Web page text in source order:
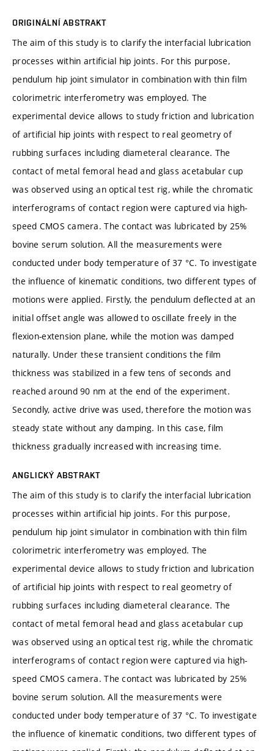
ORIGINÁLNÍ ABSTRAKT
The aim of this study is to clarify the interfacial lubrication
processes within artificial hip joints. For this purpose,
pendulum hip joint simulator in combination with thin film
colorimetric interferometry was employed. The
experimental device allows to study friction and lubrication
of artificial hip joints with respect to real geometry of
rubbing surfaces including diameteral clearance. The
contact of metal femoral head and glass acetabular cup
was observed using an optical test rig, while the chromatic
interferograms of contact region were captured via high-
speed CMOS camera. The contact was lubricated by 25%
bovine serum solution. All the measurements were
conducted under body temperature of 37 °C. To investigate
the influence of kinematic conditions, two different types of
motions were applied. Firstly, the pendulum deflected at an
initial offset angle was allowed to oscillate freely in the
flexion-extension plane, while the motion was damped
naturally. Under these transient conditions the film
thickness was stabilized in a few tens of seconds and
reached around 90 nm at the end of the experiment.
Secondly, active drive was used, therefore the motion was
steady state without any damping. In this case, film
thickness gradually increased with increasing time.
ANGLICKÝ ABSTRAKT
The aim of this study is to clarify the interfacial lubrication
processes within artificial hip joints. For this purpose,
pendulum hip joint simulator in combination with thin film
colorimetric interferometry was employed. The
experimental device allows to study friction and lubrication
of artificial hip joints with respect to real geometry of
rubbing surfaces including diameteral clearance. The
contact of metal femoral head and glass acetabular cup
was observed using an optical test rig, while the chromatic
interferograms of contact region were captured via high-
speed CMOS camera. The contact was lubricated by 25%
bovine serum solution. All the measurements were
conducted under body temperature of 37 °C. To investigate
the influence of kinematic conditions, two different types of